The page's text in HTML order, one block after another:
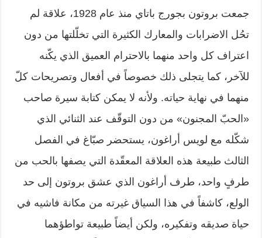
جمعت بروتون بجورج باتاي منذ عام 1928، علاقة لم
تحُل الاضرابات والمعارك الكثيرة التي تخلّلتها من دون
اعتراف كل واحد منهما بالاحترام العميق الذي يكّنه
للآخر، كما يتجلى ذلك خصوصاً في أفعال وتصريحات كلّ
منهما في نهاية حياته. ولأنه لا يمكن كتابة سيرة صاحب
«الحبّ المجنون» من دون التوقّف عند الثنائي الذي
شكّله مع لويس أراغون، يستحضر صبّاغ في الفصل
الثالث طبيعة هذه العلاقة المعقّدة التي يصفها بالحب من
طرفٍ واحد، طرف أراغون الذي عشق بروتون إلى حد
الولع، كاشفاً في هذا السياق غيرته من مكانة فاشيه في
حياة صديقه وتفكيره، ولكن أيضاً طبيعة تواطؤهما